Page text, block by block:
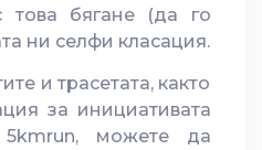
това бягане (да го
ни селфи класация.
и трасетата, както
за инициативата
можете да